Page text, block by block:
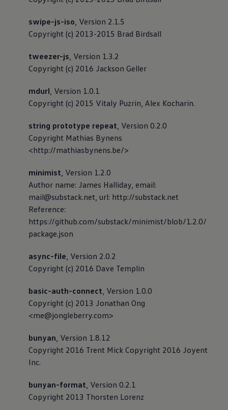
swipe-js-iso, Version 2.1.5
Copyright (c) 2013-2015 Brad Birdsall
tweezer-js, Version 1.3.2
Copyright (c) 2016 Jackson Geller
mdurl, Version 1.0.1
Copyright (c) 2015 Vitaly Puzrin, Alex Kocharin.
string prototype repeat, Version 0.2.0
Copyright Mathias Bynens
<http://mathiasbynens.be/>
minimist, Version 1.2.0
Author name: James Halliday, email:
mail@substack.net, url: http://substack.net
Reference:
https://github.com/substack/minimist/blob/1.2.0/
package.json
async-file, Version 2.0.2
Copyright (c) 2016 Dave Templin
basic-auth-connect, Version 1.0.0
Copyright (c) 2013 Jonathan Ong
<me@jongleberry.com>
bunyan, Version 1.8.12
Copyright 2016 Trent Mick Copyright 2016 Joyent
Inc.
bunyan-format, Version 0.2.1
Copyright 2013 Thorsten Lorenz